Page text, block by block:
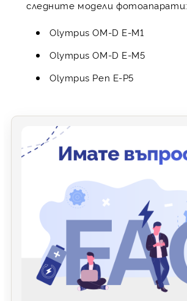
следните модели фотоапарати:
Olympus OM-D E-M1
Olympus OM-D E-M5
Olympus Pen E-P5